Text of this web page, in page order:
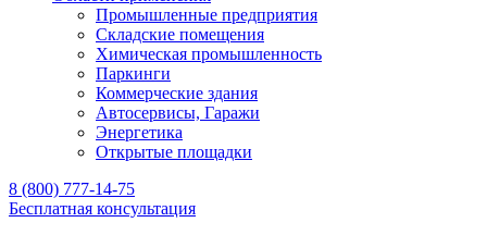
Промышленные предприятия
Складские помещения
Химическая промышленность
Паркинги
Коммерческие здания
Автосервисы, Гаражи
Энергетика
Открытые площадки
8 (800) 777-14-75
Бесплатная консультация